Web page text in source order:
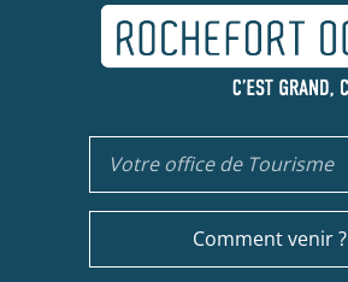
Votre office de Tourisme
Comment venir ?